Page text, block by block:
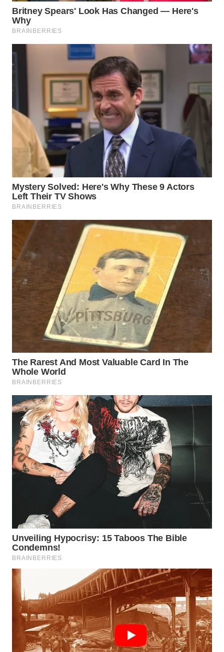
SURABAYA
WN
NATUNA
MANDALIKA
WN
LIKUPANG
WN
LABUANBAJO
BORNEO
Wahana
Media
Group
WAHANA
NEWS
WAHANA
WAHANA
ADVOKAT
WAHANA
INFRASTRUKTUR
WAHANA
KONSUMEN
WAHANA
WAHANA
TRAVEL
WAHANA
WAHANANEWS
ID
WAHANANEWS
CO ID